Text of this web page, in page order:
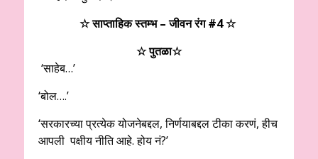
☆ साप्ताहिक स्तम्भ – जीवन रंग #4 ☆
☆ पुतळा☆
‘साहेब…’
‘बोल….’
‘सरकारच्या प्रत्येक योजनेबद्दल, निर्णयाबद्दल टीका करणं, हीच
आपली पक्षीय नीति आहे. होय नं?’